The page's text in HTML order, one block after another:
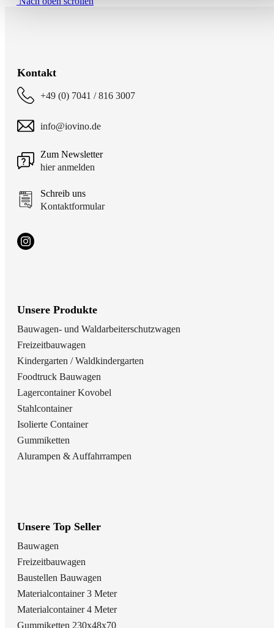
Kontakt
+49 (0) 7041 / 816 3007
info@iovino.de
Zum Newsletter
hier anmelden
Schreib uns
Kontaktformular
Unsere Produkte
Bauwagen- und Waldarbeiterschutzwagen
Freizeitbauwagen
Kindergarten / Waldkindergarten
Foodtruck Bauwagen
Lagercontainer Kovobel
Stahlcontainer
Isolierte Container
Gummiketten
Alurampen & Auffahrrampen
Unsere Top Seller
Bauwagen
Freizeitbauwagen
Baustellen Bauwagen
Materialcontainer 3 Meter
Materialcontainer 4 Meter
Gummiketten 230x48x70